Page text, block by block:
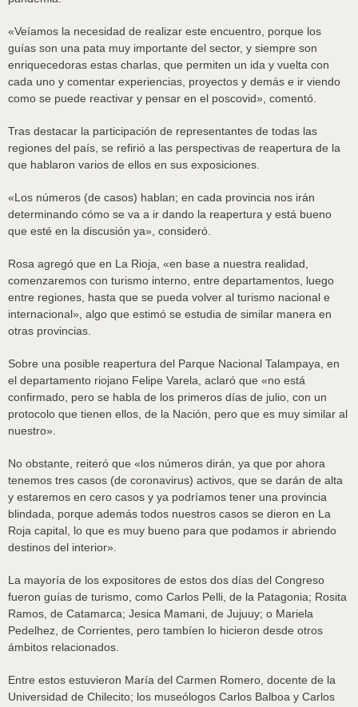
«Veíamos la necesidad de realizar este encuentro, porque los
guías son una pata muy importante del sector, y siempre son
enriquecedoras estas charlas, que permiten un ida y vuelta con
cada uno y comentar experiencias, proyectos y demás e ir viendo
como se puede reactivar y pensar en el poscovid», comentó.
Tras destacar la participación de representantes de todas las
regiones del país, se refirió a las perspectivas de reapertura de la
que hablaron varios de ellos en sus exposiciones.
«Los números (de casos) hablan; en cada provincia nos irán
determinando cómo se va a ir dando la reapertura y está bueno
que esté en la discusión ya», consideró.
Rosa agregó que en La Rioja, «en base a nuestra realidad,
comenzaremos con turismo interno, entre departamentos, luego
entre regiones, hasta que se pueda volver al turismo nacional e
internacional», algo que estimó se estudia de similar manera en
otras provincias.
Sobre una posible reapertura del Parque Nacional Talampaya, en
el departamento riojano Felipe Varela, aclaró que «no está
confirmado, pero se habla de los primeros días de julio, con un
protocolo que tienen ellos, de la Nación, pero que es muy similar al
nuestro».
No obstante, reiteró que «los números dirán, ya que por ahora
tenemos tres casos (de coronavirus) activos, que se darán de alta
y estaremos en cero casos y ya podríamos tener una provincia
blindada, porque además todos nuestros casos se dieron en La
Roja capital, lo que es muy bueno para que podamos ir abriendo
destinos del interior».
La mayoría de los expositores de estos dos días del Congreso
fueron guías de turismo, como Carlos Pelli, de la Patagonia; Rosita
Ramos, de Catamarca; Jesica Mamani, de Jujuuy; o Mariela
Pedelhez, de Corrientes, pero tambíen lo hicieron desde otros
ámbitos relacionados.
Entre estos estuvieron María del Carmen Romero, docente de la
Universidad de Chilecito; los museólogos Carlos Balboa y Carlos